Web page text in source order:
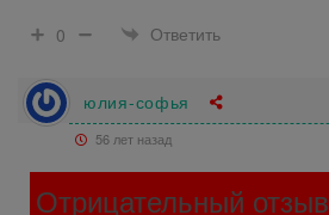
0
Ответить
юлия-софья
56 лет назад
Отрицательный отзыв